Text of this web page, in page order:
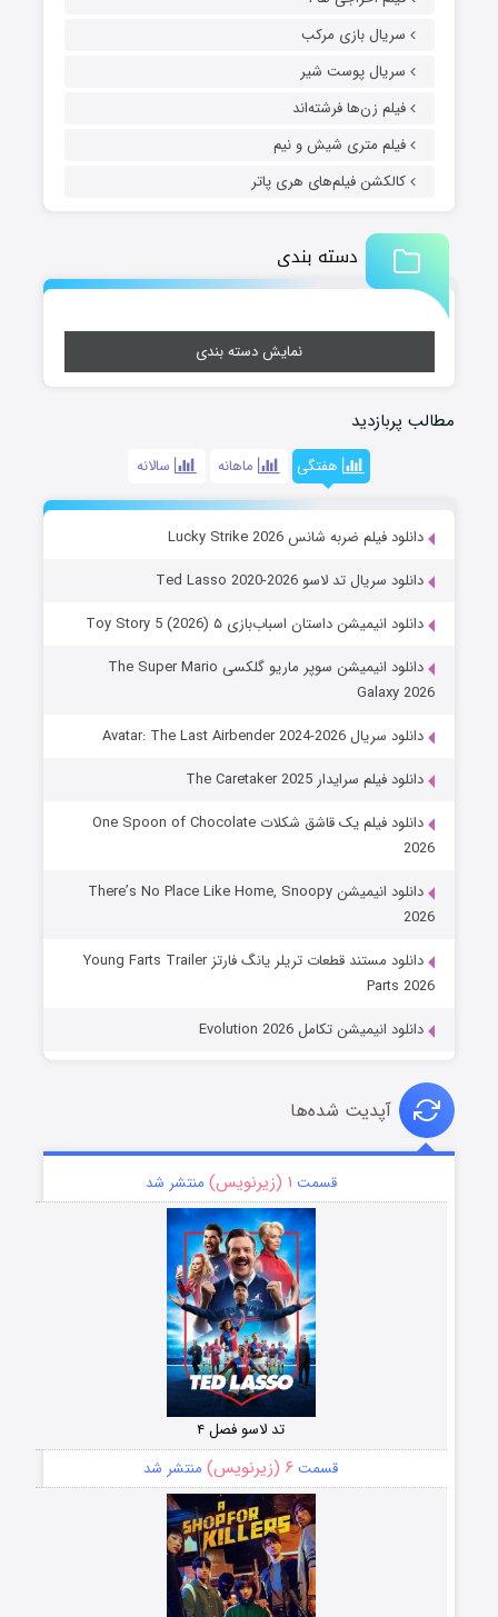
سریال بازی مرکب
سریال پوست شیر
فیلم زن‌ها فرشته‌اند
فیلم متری شیش و نیم
کالکشن فیلم‌های هری پاتر
دسته بندی
نمایش دسته بندی
مطالب پربازدید
هفتگی ماهانه سالانه
دانلود فیلم ضربه شانس Lucky Strike 2026
دانلود سریال تد لاسو Ted Lasso 2020-2026
دانلود انیمیشن داستان اسباب‌بازی ۵ Toy Story 5 (2026)
دانلود انیمیشن سوپر ماریو گلکسی The Super Mario
Galaxy 2026
دانلود سریال Avatar: The Last Airbender 2024-2026
دانلود فیلم سرایدار The Caretaker 2025
دانلود فیلم یک قاشق شکلات One Spoon of Chocolate
2026
دانلود انیمیشن There’s No Place Like Home, Snoopy
2026
دانلود مستند قطعات تریلر یانگ فارتز Young Farts Trailer
Parts 2026
دانلود انیمیشن تکامل Evolution 2026
آپدیت شده‌ها
قسمت ۱ (زیرنویس) منتشر شد
تد لاسو فصل ۴
قسمت ۶ (زیرنویس) منتشر شد